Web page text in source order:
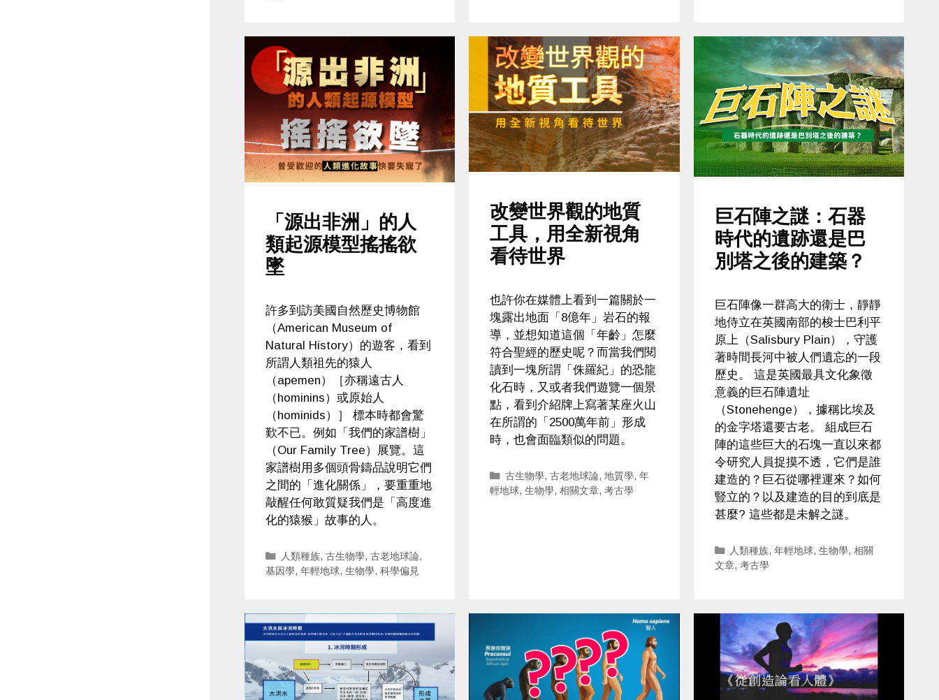
「源出非洲」的人
類起源模型搖搖欲
墜
許多到訪美國自然歷史博物館
（American Museum of
Natural History）的遊客，看到
所謂人類祖先的猿人
（apemen）［亦稱遠古人
（hominins）或原始人
（hominids）］ 標本時都會驚
歎不已。例如「我們的家譜樹」
（Our Family Tree）展覽。這
家譜樹用多個頭骨鑄品說明它們
之間的「進化關係」，要重重地
敲醒任何敢質疑我們是「高度進
化的猿猴」故事的人。
Categories
人類種族, 古生物學, 古老地球論,
基因學, 年輕地球, 生物學, 科學偏見
改變世界觀的地質
工具，用全新視角
看待世界
也許你在媒體上看到一篇關於一
塊露出地面「8億年」岩石的報
導，並想知道這個「年齡」怎麼
符合聖經的歷史呢？而當我們閱
讀到一塊所謂「侏羅紀」的恐龍
化石時，又或者我們遊覽一個景
點，看到介紹牌上寫著某座火山
在所謂的「2500萬年前」形成
時，也會面臨類似的問題。
Categories
古生物學, 古老地球論, 地質學, 年
輕地球,生物學,相關文章,考古學
巨石陣之謎：石器
時代的遺跡還是巴
別塔之後的建築？
巨石陣像一群高大的衛士，靜靜
地侍立在英國南部的梭士巴利平
原上（Salisbury Plain），守護
著時間長河中被人們遺忘的一段
歷史。 這是英國最具文化象徵
意義的巨石陣遺址
（Stonehenge），據稱比埃及
的金字塔還要古老。 組成巨石
陣的這些巨大的石塊一直以來都
令研究人員捉摸不透，它們是誰
建造的？巨石從哪裡運來？如何
豎立的？以及建造的目的到底是
甚麼? 這些都是未解之謎。
Categories
人類種族,年輕地球,生物學,相關
文章, 考古學